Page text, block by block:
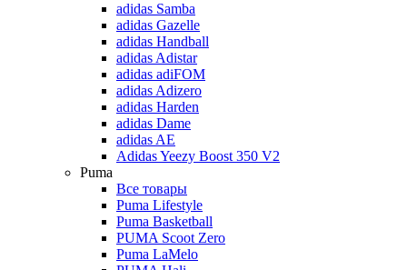
adidas Samba
adidas Gazelle
adidas Handball
adidas Adistar
adidas adiFOM
adidas Adizero
adidas Harden
adidas Dame
adidas AE
Adidas Yeezy Boost 350 V2
Puma
Все товары
Puma Lifestyle
Puma Basketball
PUMA Scoot Zero
Puma LaMelo